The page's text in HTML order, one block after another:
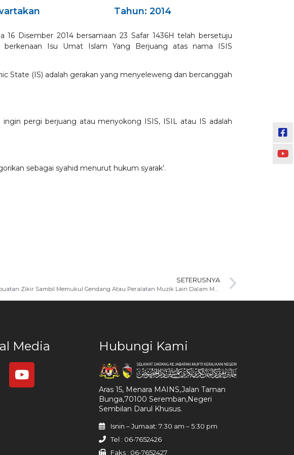
Tahun: 2014
16 Disember 2014 bersamaan 23 Safar 1436H telah bersetuju
Isu Umat Islam Yang Berjuang atas nama ISIS
State (IS) adalah gerakan yang menyeleweng dan bercanggah
pergi berjuang atau menyokong ISIS, ISIL atau IS adalah
sebagai syahid menurut hukum syarak’.
SETERUSNYA
Media Hubungi Kami
Aras 15, Menara MAINS,Jalan Taman
Bunga,70100 Seremban,Negeri
Sembilan Darul Khusus.
Isnin – Jumaat: 7:30 am – 5:30 pm
Tel : 06-7652426
Faks : 06-7652427